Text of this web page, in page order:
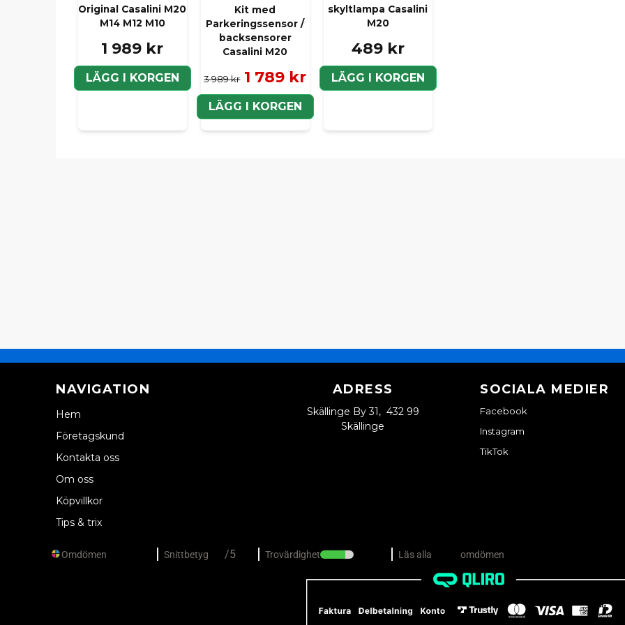
Original Casalini M20
M14 M12 M10
1 989 kr
LÄGG I KORGEN
Kit med
Parkeringssensor /
backsensorer
Casalini M20
3 989 kr 1 789 kr
LÄGG I KORGEN
skyltlampa Casalini
M20
489 kr
LÄGG I KORGEN
NAVIGATION
Hem
Företagskund
Kontakta oss
Om oss
Köpvillkor
Tips & trix
ADRESS
Skällinge By 31, 432 99
Skällinge
SOCIALA MEDIER
Facebook
Instagram
TikTok